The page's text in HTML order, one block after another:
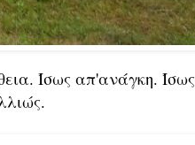
Ίσως απ'ανάγκη. Ίσως